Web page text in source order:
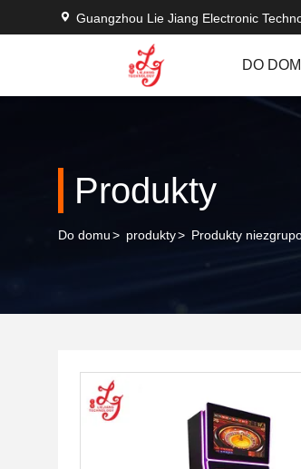
Guangzhou Lie Jiang Electronic
DO
Produkty
Do domu> produkty> Produkty